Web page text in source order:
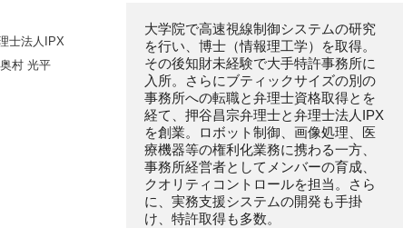
士法人IPX
奥村 光平
大学院で高速視線制御システムの研究
を行い、博士（情報理工学）を取得。
その後知財未経験で大手特許事務所に
入所。さらにブティックサイズの別の
事務所への転職と弁理士資格取得とを
経て、押谷昌宗弁理士と弁理士法人IPX
を創業。ロボット制御、画像処理、医
療機器等の権利化業務に携わる一方、
事務所経営者としてメンバーの育成、
クオリティコントロールを担当。さら
に、実務支援システムの開発も手掛
け、特許取得も多数。